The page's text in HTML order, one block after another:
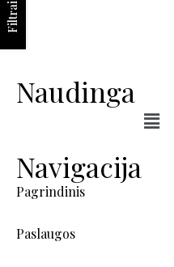
Filtrai
Naudinga
Navigacija
Pagrindinis
Paslaugos